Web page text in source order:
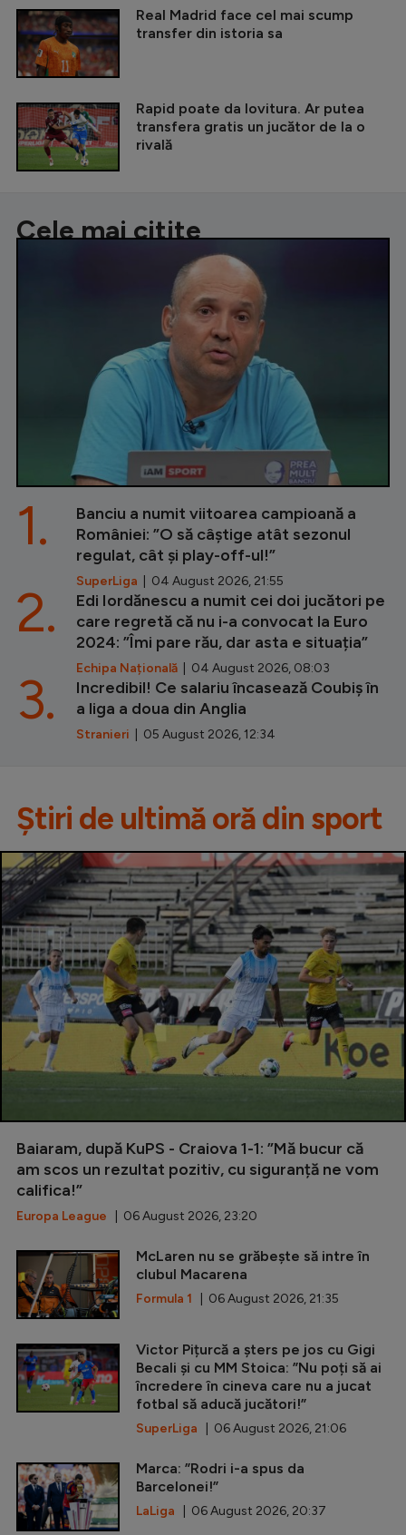
Real Madrid face cel mai scump
transfer din istoria sa
Rapid poate da lovitura. Ar putea
transfera gratis un jucător de la o
rivală
Cele mai citite
Banciu a numit viitoarea campioană a
României: ”O să câștige atât sezonul
regulat, cât și play-off-ul!”
SuperLiga | 04 August 2026, 21:55
1.
Edi Iordănescu a numit cei doi jucători pe
care regretă că nu i-a convocat la Euro
2024: ”Îmi pare rău, dar asta e situația”
Echipa Națională | 04 August 2026, 08:03
2.
Incredibil! Ce salariu încasează Coubiș în
a liga a doua din Anglia
Stranieri | 05 August 2026, 12:34
3.
Știri de ultimă oră din sport
Baiaram, după KuPS - Craiova 1-1: ”Mă bucur că
am scos un rezultat pozitiv, cu siguranță ne vom
califica!”
Europa League | 06 August 2026, 23:20
McLaren nu se grăbește să intre în
clubul Macarena
Formula 1 | 06 August 2026, 21:35
Victor Pițurcă a șters pe jos cu Gigi
Becali și cu MM Stoica: ”Nu poți să ai
încredere în cineva care nu a jucat
fotbal să aducă jucători!”
SuperLiga | 06 August 2026, 21:06
Marca: ”Rodri i-a spus da
Barcelonei!”
LaLiga | 06 August 2026, 20:37